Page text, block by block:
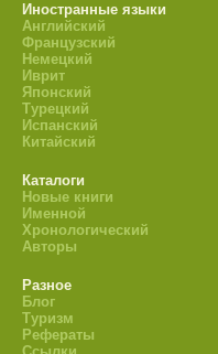
Иностранные языки
Английский
Французский
Немецкий
Иврит
Японский
Турецкий
Испанский
Китайский
Каталоги
Новые книги
Именной
Хронологический
Авторы
Разное
Блог
Туризм
Рефераты